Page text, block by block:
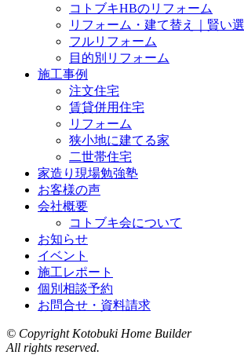
コトブキHBのリフォーム
リフォーム・建て替え｜賢い
フルリフォーム
目的別リフォーム
施工事例
注文住宅
賃貸併用住宅
リフォーム
狭小地に建てる家
二世帯住宅
家造り現場勉強塾
お客様の声
会社概要
コトブキ会について
お知らせ
イベント
施工レポート
個別相談予約
お問合せ・資料請求
© Copyright Kotobuki Home Builder
All rights reserved.